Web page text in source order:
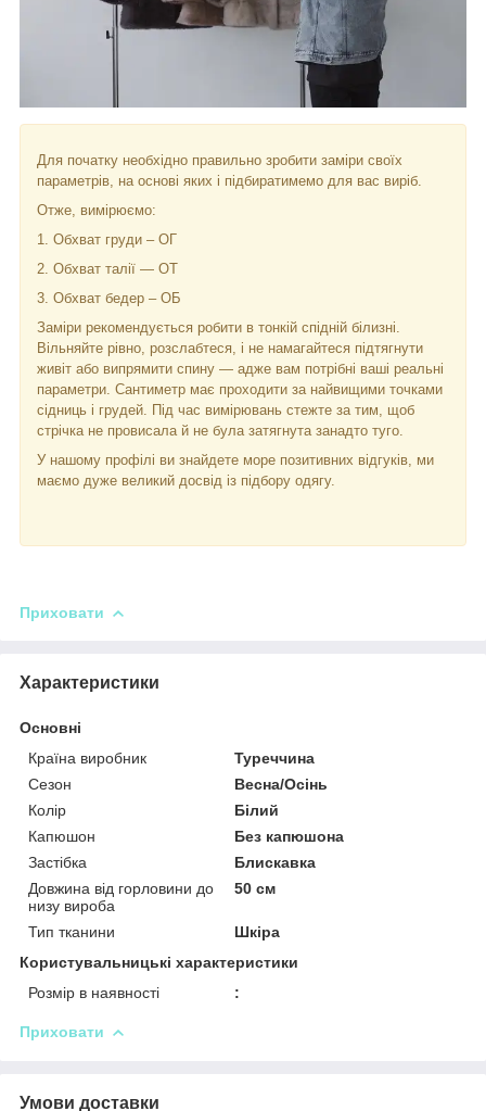
Для початку необхідно правильно зробити заміри своїх
параметрів, на основі яких і підбиратимемо для вас виріб.
Отже, вимірюємо:
1. Обхват груди – ОГ
2. Обхват талії — ОТ
3. Обхват бедер – ОБ
Заміри рекомендується робити в тонкій спідній білизні.
Вільняйте рівно, розслабтеся, і не намагайтеся підтягнути
живіт або випрямити спину — адже вам потрібні ваші реальні
параметри. Сантиметр має проходити за найвищими точками
сідниць і грудей. Під час вимірювань стежте за тим, щоб
стрічка не провисала й не була затягнута занадто туго.
У нашому профілі ви знайдете море позитивних відгуків, ми
маємо дуже великий досвід із підбору одягу.
Приховати
Характеристики
Основні
Країна виробник
Туреччина
Сезон
Весна/Осінь
Колір
Білий
Капюшон
Без капюшона
Застібка
Блискавка
Довжина від горловини до
низу вироба
50 см
Тип тканини
Шкіра
Користувальницькі характеристики
Розмір в наявності
:
Приховати
Умови доставки